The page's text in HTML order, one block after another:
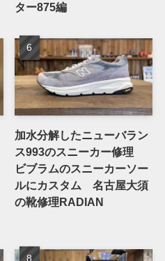
ター875編
加水分解したニューバラン
ス993のスニーカー修理
ビブラムのスニーカーソー
ルにカスタム 名古屋大須
の靴修理RADIAN